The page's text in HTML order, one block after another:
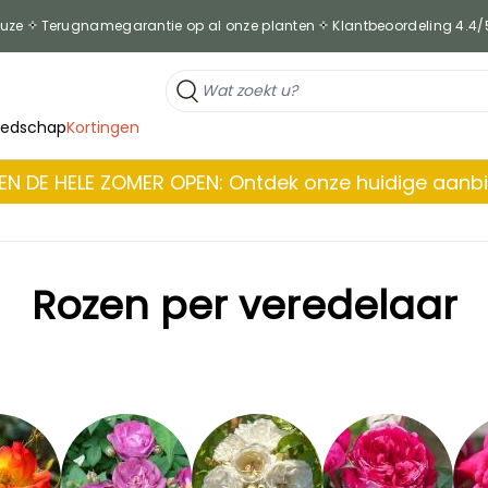
Terugnamegarantie op al onze planten Klantbeoordeling 4.4/
Kortingen
DE HELE ZOMER OPEN: Ontdek onze huidige
Rozen per veredelaar